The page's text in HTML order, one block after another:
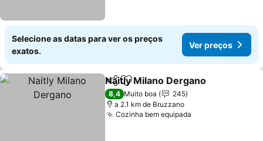
Selecione as datas para ver os preços
exatos.
Ver preços
PartilharAdicionar aos favoritos
Naitly Milano Dergano
8,4 Muito boa
245
a 2.1 km de Bruzzano
Cozinha bem equipada